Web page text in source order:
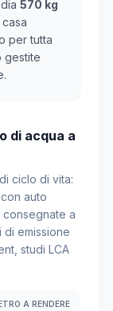
570 kg
per tutta
gestite
di acqua a
ciclo di vita:
auto
a
di emissione
studi LCA
A RENDERE